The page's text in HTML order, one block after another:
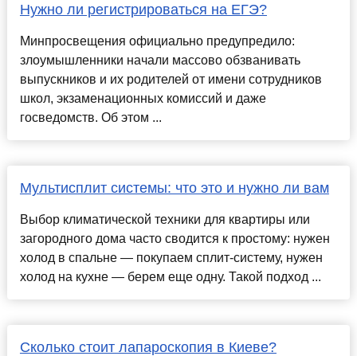
Нужно ли регистрироваться на ЕГЭ?
Минпросвещения официально предупредило:
злоумышленники начали массово обзванивать
выпускников и их родителей от имени сотрудников
школ, экзаменационных комиссий и даже
госведомств. Об этом ...
Мультисплит системы: что это и нужно ли вам
Выбор климатической техники для квартиры или
загородного дома часто сводится к простому: нужен
холод в спальне — покупаем сплит-систему, нужен
холод на кухне — берем еще одну. Такой подход ...
Сколько стоит лапароскопия в Киеве?